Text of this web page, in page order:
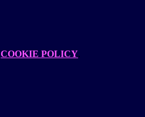
COOKIE POLICY.